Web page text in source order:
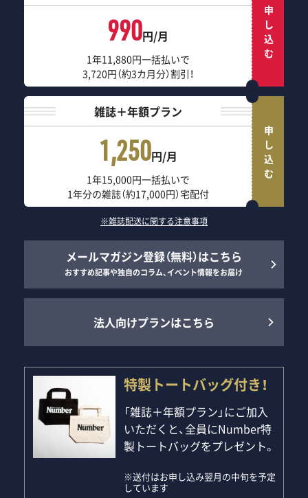
990円/月
1年11,880円一括払いで
3,720円（約3カ月分）割引！
申し込む
雑誌＋年額プラン
1,250円/月
1年15,000円一括払いで
1年分の雑誌（約17,000円）宅配付
申し込む
※雑誌配送に関する注意事項
メールマガジン登録（無料）はこちら
おすすめ記事や独自のコラム、イベント情報をお届け
法人向けプランはこちら
特製トートバッグ付き！
「雑誌＋年額プラン」にご加入
いただくと、全員にNumber特
製トートバッグをプレゼント。
※送付はお申し込み翌月の中旬を予定
しています